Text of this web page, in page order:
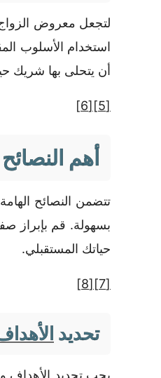
لتجعل معروض الزواج
استخدام الأسلوب
أن يتحلى بها شريك
[5]
[6]
أهم
تتضمن النصائح
بسهولة. قم بإبراز
حياتك المستقبلي.
[7]
[8]
تحديد
يجب تحديد الأهداف